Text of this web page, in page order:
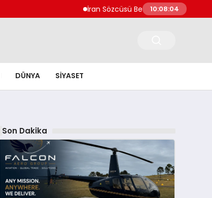
İran Sözcüsü Bekayi Açıkladı İngiltere
10:08:05
DÜNYA SIYASET
Son Dakika